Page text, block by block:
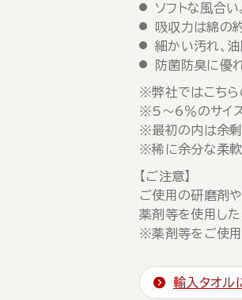
ソフトな風合い
吸収力は綿の
細かい汚れ、
防菌防臭に優
※弊社ではこちら
※5～6％のサイズ
※最初の内は余剰
※稀に余分な柔軟
【ご注意】
ご使用の研磨剤
薬剤等を使用した
※薬剤等をご使用
輸入タオル